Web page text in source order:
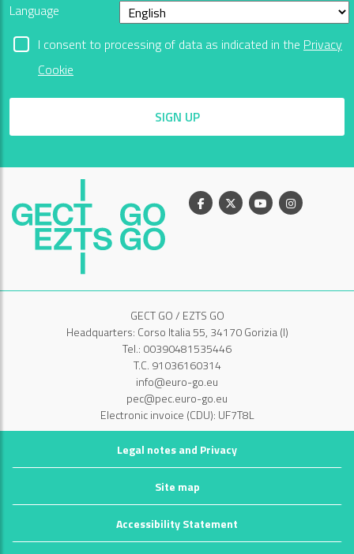
Language
I consent to processing of data as indicated in the Privacy
Cookie
SIGN UP
Facebook
X YoutubeInstagram
GECT GO / EZTS GO
Headquarters: Corso Italia 55, 34170 Gorizia (I)
Tel.: 00390481535446
T.C. 91036160314
info@euro-go.eu
pec@pec.euro-go.eu
Electronic invoice (CDU): UF7T8L
Legal notes and Privacy
Site map
Accessibility Statement